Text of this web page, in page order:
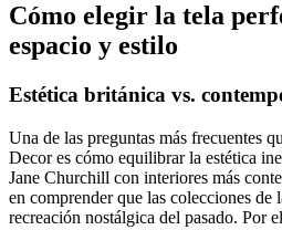
Cómo elegir la tela
espacio y estilo
Estética británica vs.
Una de las preguntas más frecuentes
Decor es cómo equilibrar la estética
Jane Churchill con interiores más
en comprender que las colecciones de
recreación nostálgica del pasado. Por